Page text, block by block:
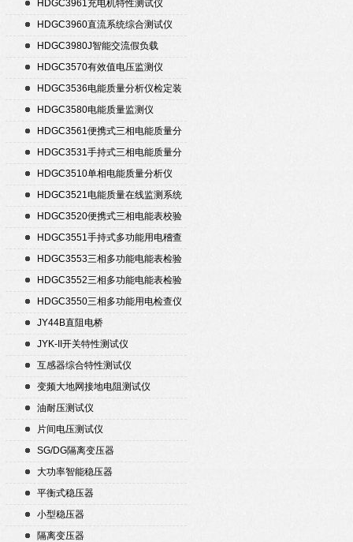
HDGC3961充电机特性测试仪
HDGC3960直流系统综合测试仪
HDGC3980J智能交流假负载
HDGC3570有效值电压监测仪
HDGC3536电能质量分析仪检定装
置
HDGC3580电能质量监测仪
HDGC3561便携式三相电能质量分
析仪
HDGC3531手持式三相电能质量分
析仪
HDGC3510单相电能质量分析仪
HDGC3521电能质量在线监测系统
HDGC3520便携式三相电能表校验
仪
HDGC3551手持式多功能用电稽查
仪
HDGC3553三相多功能电能表检验
装置
HDGC3552三相多功能电能表检验
装置
HDGC3550三相多功能用电检查仪
JY44B直阻电桥
JYK-II开关特性测试仪
互感器综合特性测试仪
变频大地网接地电阻测试仪
油耐压测试仪
片间电压测试仪
SG/DG隔离变压器
大功率智能稳压器
平衡式稳压器
小型稳压器
隔离变压器